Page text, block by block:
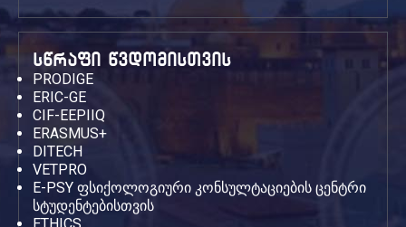
სწრაფი წვდომისთვის
PRODIGE
ERIC-GE
CIF-EEPIIQ
ERASMUS+
DITECH
VETPRO
E-PSY ფსიქოლოგიური კონსულტაციების ცენტრი
სტუდენტებისთვის